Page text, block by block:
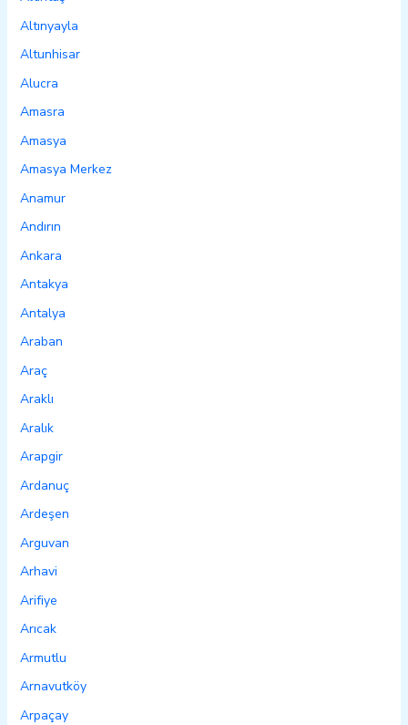
Altınyayla
Altunhisar
Alucra
Amasra
Amasya
Amasya Merkez
Anamur
Andırın
Ankara
Antakya
Antalya
Araban
Araç
Araklı
Aralık
Arapgir
Ardanuç
Ardeşen
Arguvan
Arhavi
Arifiye
Arıcak
Armutlu
Arnavutköy
Arpaçay